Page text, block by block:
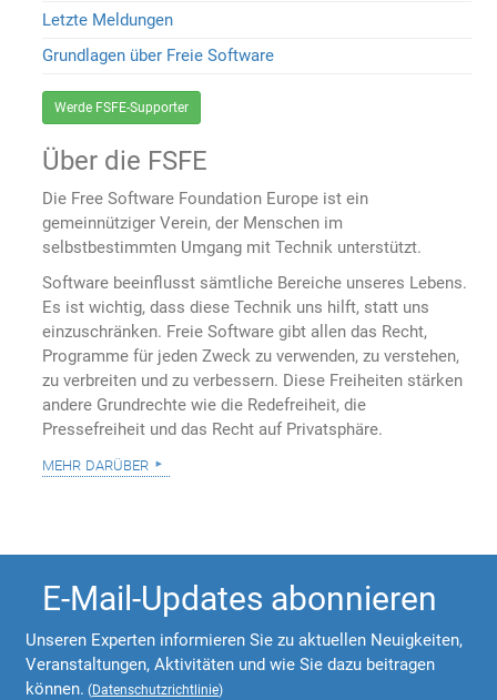
Letzte Meldungen
Grundlagen über Freie Software
Werde FSFE-Supporter
Über die FSFE
Die Free Software Foundation Europe ist ein
gemeinnütziger Verein, der Menschen im
selbstbestimmten Umgang mit Technik unterstützt.
Software beeinflusst sämtliche Bereiche unseres Lebens.
Es ist wichtig, dass diese Technik uns hilft, statt uns
einzuschränken. Freie Software gibt allen das Recht,
Programme für jeden Zweck zu verwenden, zu verstehen,
zu verbreiten und zu verbessern. Diese Freiheiten stärken
andere Grundrechte wie die Redefreiheit, die
Pressefreiheit und das Recht auf Privatsphäre.
mehr darüber
E-Mail-Updates abonnieren
Unseren Experten informieren Sie zu aktuellen Neuigkeiten,
Veranstaltungen, Aktivitäten und wie Sie dazu beitragen
können. (Datenschutzrichtlinie)